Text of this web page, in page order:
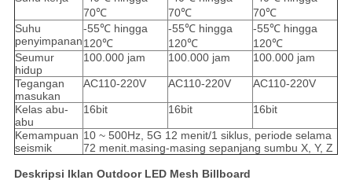
70℃
70℃
70℃
Suhu
penyimpanan
-55℃ hingga
120℃
-55℃ hingga
120℃
-55℃ hingga
120℃
Seumur
hidup
100.000 jam 100.000 jam 100.000 jam
Tegangan
masukan
AC110-220V AC110-220V AC110-220V
Kelas abu-
abu
16bit 16bit 16bit
Kemampuan
seismik
10 ~ 500Hz, 5G 12 menit/1 siklus, periode selama
72 menit.masing-masing sepanjang sumbu X, Y, Z
Deskripsi Iklan Outdoor LED Mesh Billboard